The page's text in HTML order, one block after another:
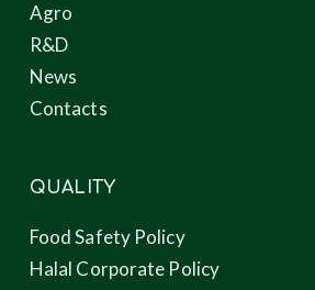
Agro
R&D
News
Contacts
QUALITY
Food Safety Policy
Halal Corporate Policy